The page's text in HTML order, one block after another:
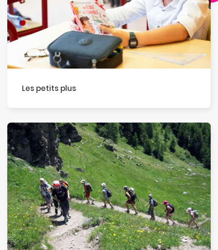
Les petits plus